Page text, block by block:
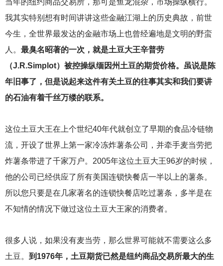
当年的纽约商品交易所，那可是鱼龙混杂，市场操纵横行。
我其实特别想有时间讲讲这些金融江湖上的历史典故，前世
今生，全世界最发达的金融市场上也曾经遍地是文明的野蛮
人。 最臭名昭著的一次，就是土豆大王辛普劳
（J.R.Simplot）被控操纵缅因州土豆的期货价格。虽说是陈
年旧事了，但是说起来这件有关土豆的往事其实和我们要讲
的石油有着千丝万缕的联系。
这位土豆大王在上个世纪40年代就创立了早期的食品冷链物
流，开设了世界上第一家冷冻炸薯条公司，并牵手麦当劳把
炸薯条带进了千家万户。2005年这位土豆大王96岁的时候，
他的公司已经供应了所有美国连锁快餐店一半以上的薯条。
所以您只要是在几家著名的连锁快餐店吃过薯条，多半是在
不知情的情况下做过这位土豆大王家的消费者。
很多人说，如果没有麦当劳，那么世界可能就不需要这么多
土豆。 到1976年，土豆期货已然是纽约商品交易所最大的生